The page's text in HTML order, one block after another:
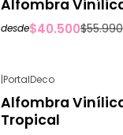
Alfombra
desde$40.500$55.990
|PortalDeco
Alfombra
Tropical